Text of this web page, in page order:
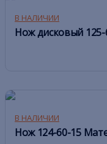
В НАЛИЧИИ
Нож дисковый
В НАЛИЧИИ
Нож 124-60-15